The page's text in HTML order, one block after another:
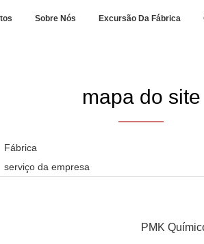
Sobre Nós Excursão Da Fábrica
mapa do site
Fábrica
serviço da empresa
PMK